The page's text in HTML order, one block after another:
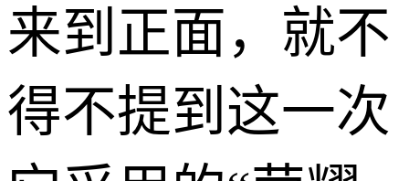
来到正面，就不
得不提到这一次